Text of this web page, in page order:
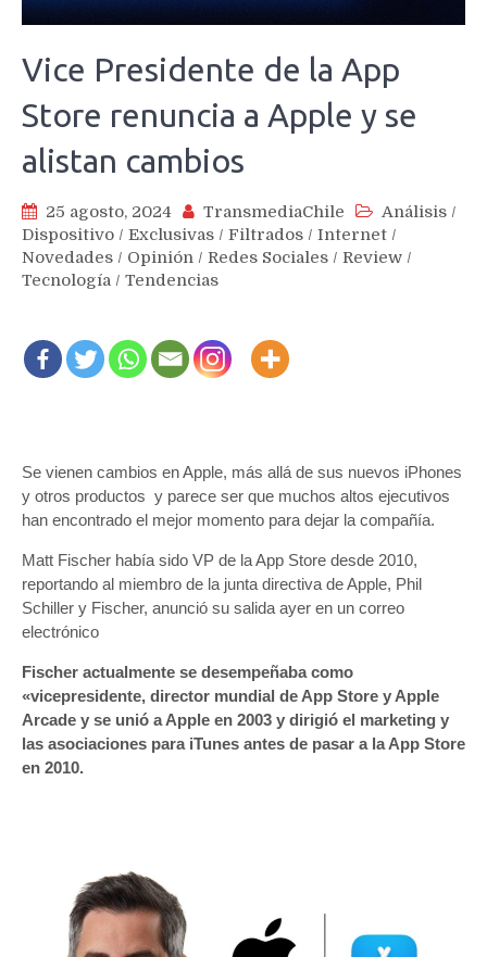
Vice Presidente de la App
Store renuncia a Apple y se
alistan cambios
25 agosto, 2024 TransmediaChile Análisis /
Dispositivo / Exclusivas / Filtrados / Internet /
Novedades / Opinión / Redes Sociales / Review /
Tecnología / Tendencias
Se vienen cambios en Apple, más allá de sus nuevos iPhones
y otros productos y parece ser que muchos altos ejecutivos
han encontrado el mejor momento para dejar la compañía.
Matt Fischer había sido VP de la App Store desde 2010,
reportando al miembro de la junta directiva de Apple, Phil
Schiller y Fischer, anunció su salida ayer en un correo
electrónico
Fischer actualmente se desempeñaba como
«vicepresidente, director mundial de App Store y Apple
Arcade y se unió a Apple en 2003 y dirigió el marketing y
las asociaciones para iTunes antes de pasar a la App Store
en 2010.